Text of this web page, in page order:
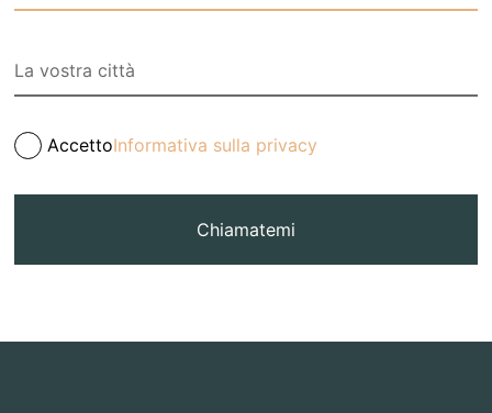
AccettoInformativa sulla privacy
Chiamatemi